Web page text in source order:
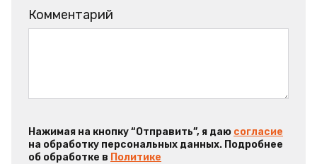
Комментарий
Нажимая на кнопку “Отправить”, я даю согласие
на обработку персональных данных. Подробнее
об обработке в Политике